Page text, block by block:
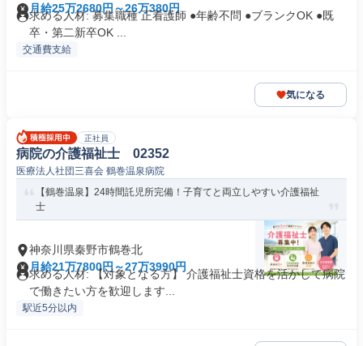
月給25万2680円～26万380円
求める人材: 募集職種 正看護師 ●年齢不問 ●ブランクOK ●既
卒・第二新卒OK ...
交通費支給
気になる
正社員
病院の介護福祉士 02352
医療法人社団三喜会 鶴巻温泉病院
【鶴巻温泉】24時間託児所完備！子育てと両立しやすい介護福祉
士
神奈川県秦野市鶴巻北
月給21万7800円～27万3990円
求める人材: 【対象となる方】 介護福祉士資格を活かして病院
で働きたい方を歓迎します...
駅近5分以内